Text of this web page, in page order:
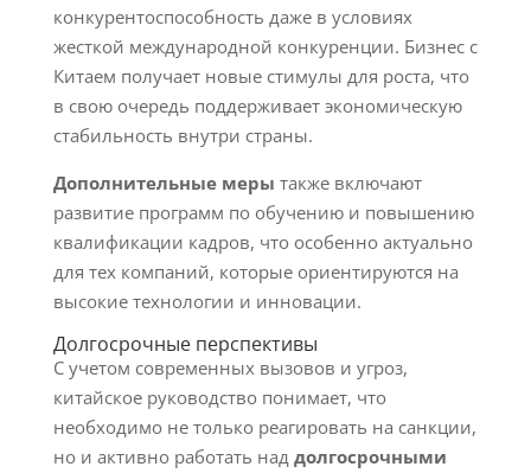
конкурентоспособность даже в условиях
жесткой международной конкуренции. Бизнес с
Китаем получает новые стимулы для роста, что
в свою очередь поддерживает экономическую
стабильность внутри страны.
Дополнительные меры также включают
развитие программ по обучению и повышению
квалификации кадров, что особенно актуально
для тех компаний, которые ориентируются на
высокие технологии и инновации.
Долгосрочные перспективы
С учетом современных вызовов и угроз,
китайское руководство понимает, что
необходимо не только реагировать на санкции,
но и активно работать над долгосрочными